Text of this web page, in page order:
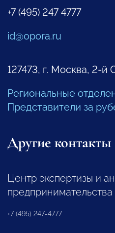
+7 (495) 247 4777
id@opora.ru
127473, г. Москва, 2-й
Региональные
Представители за
Другие контакты
Центр экспертизы и
предпринимательства
+7 (495) 247-4777